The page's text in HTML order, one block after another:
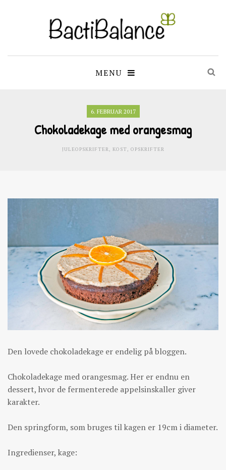
MENU
6. FEBRUAR 2017
Chokoladekage med orangesmag
JULEOPSKRIFTER, KOST, OPSKRIFTER
Den lovede chokoladekage er endelig på bloggen.
Chokoladekage med orangesmag. Her er endnu en
dessert, hvor de fermenterede appelsinskaller giver
karakter.
Den springform, som bruges til kagen er 19cm i diameter.
Ingredienser, kage: